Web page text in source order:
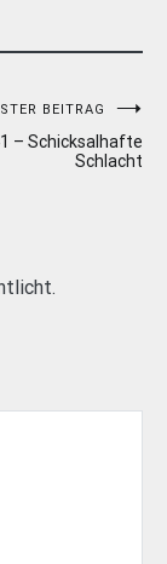
BEITRAG
– Schicksalhafte
Schlacht